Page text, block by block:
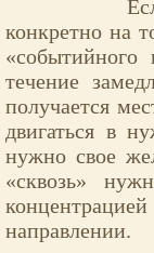
конкретно на
течение
получается
двигаться в
нужно свое
«сквозь»
направлении.